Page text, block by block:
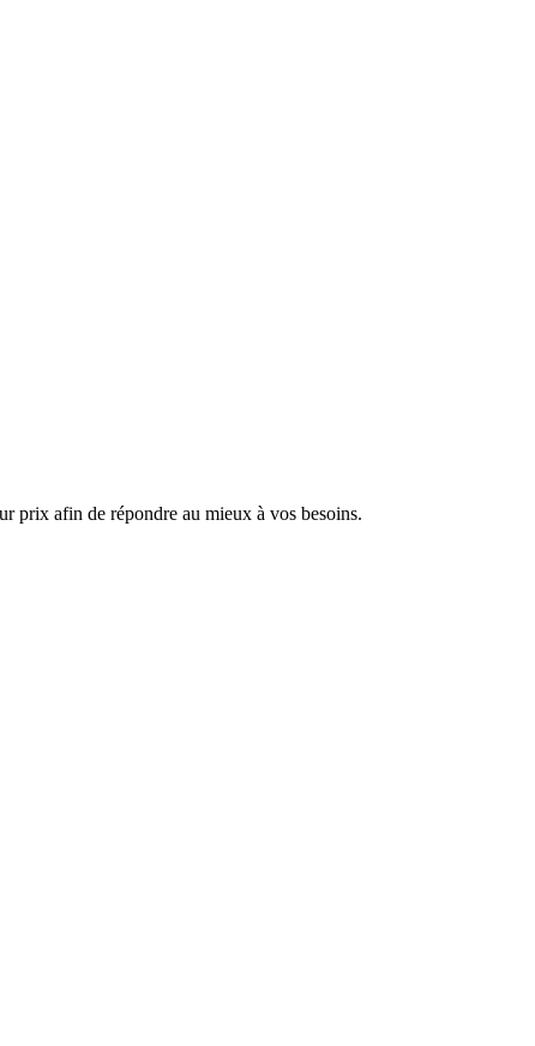
prix afin de répondre au mieux à vos besoins.